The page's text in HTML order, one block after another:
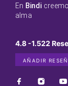
En Bindi
alma
4.8 -1.522
AÑADIR